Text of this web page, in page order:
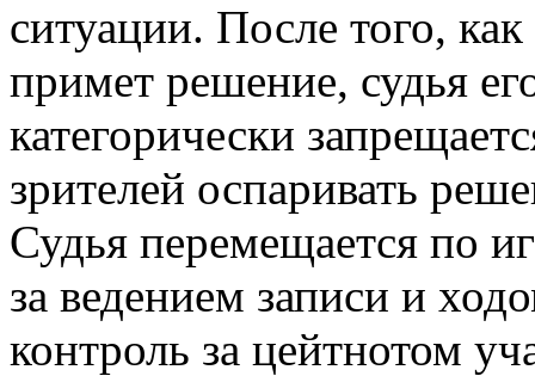
ситуации. После того,
примет решение, судья
категорически
зрителей оспаривать
Судья перемещается по
за ведением записи и
контроль за цейтнотом